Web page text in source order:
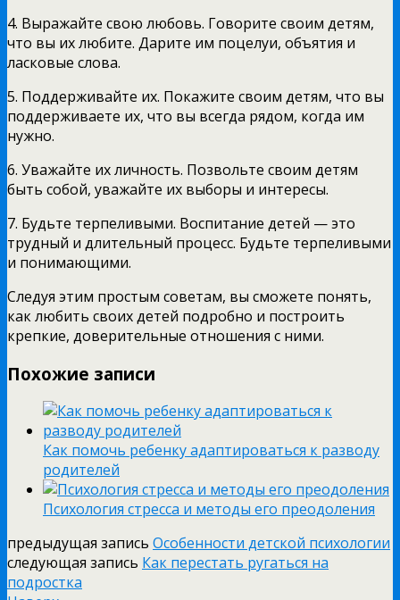
4. Выражайте свою любовь. Говорите своим детям,
что вы их любите. Дарите им поцелуи, объятия и
ласковые слова.
5. Поддерживайте их. Покажите своим детям, что вы
поддерживаете их, что вы всегда рядом, когда им
нужно.
6. Уважайте их личность. Позвольте своим детям
быть собой, уважайте их выборы и интересы.
7. Будьте терпеливыми. Воспитание детей — это
трудный и длительный процесс. Будьте терпеливыми
и понимающими.
Следуя этим простым советам, вы сможете понять,
как любить своих детей подробно и построить
крепкие, доверительные отношения с ними.
Похожие записи
Как помочь ребенку адаптироваться к разводу
родителей
Психология стресса и методы его преодоления
предыдущая запись Особенности детской психологии
следующая запись Как перестать ругаться на
подростка